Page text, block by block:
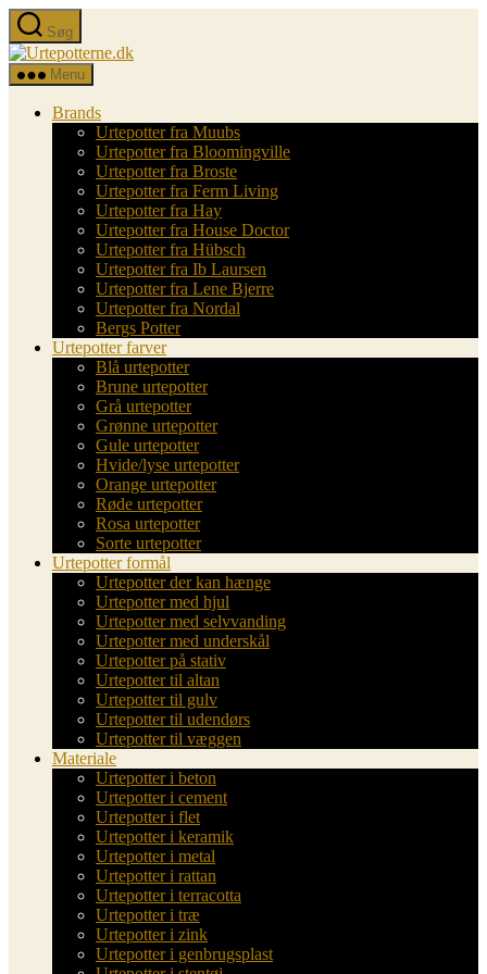
Spring
til
indholdet
Søg
Urtepotterne.dk
Menu
Brands
Urtepotter fra Muubs
Urtepotter fra Bloomingville
Urtepotter fra Broste
Urtepotter fra Ferm Living
Urtepotter fra Hay
Urtepotter fra House Doctor
Urtepotter fra Hübsch
Urtepotter fra Ib Laursen
Urtepotter fra Lene Bjerre
Urtepotter fra Nordal
Bergs Potter
Urtepotter farver
Blå urtepotter
Brune urtepotter
Grå urtepotter
Grønne urtepotter
Gule urtepotter
Hvide/lyse urtepotter
Orange urtepotter
Røde urtepotter
Rosa urtepotter
Sorte urtepotter
Urtepotter formål
Urtepotter der kan hænge
Urtepotter med hjul
Urtepotter med selvvanding
Urtepotter med underskål
Urtepotter på stativ
Urtepotter til altan
Urtepotter til gulv
Urtepotter til udendørs
Urtepotter til væggen
Materiale
Urtepotter i beton
Urtepotter i cement
Urtepotter i flet
Urtepotter i keramik
Urtepotter i metal
Urtepotter i rattan
Urtepotter i terracotta
Urtepotter i træ
Urtepotter i zink
Urtepotter i genbrugsplast